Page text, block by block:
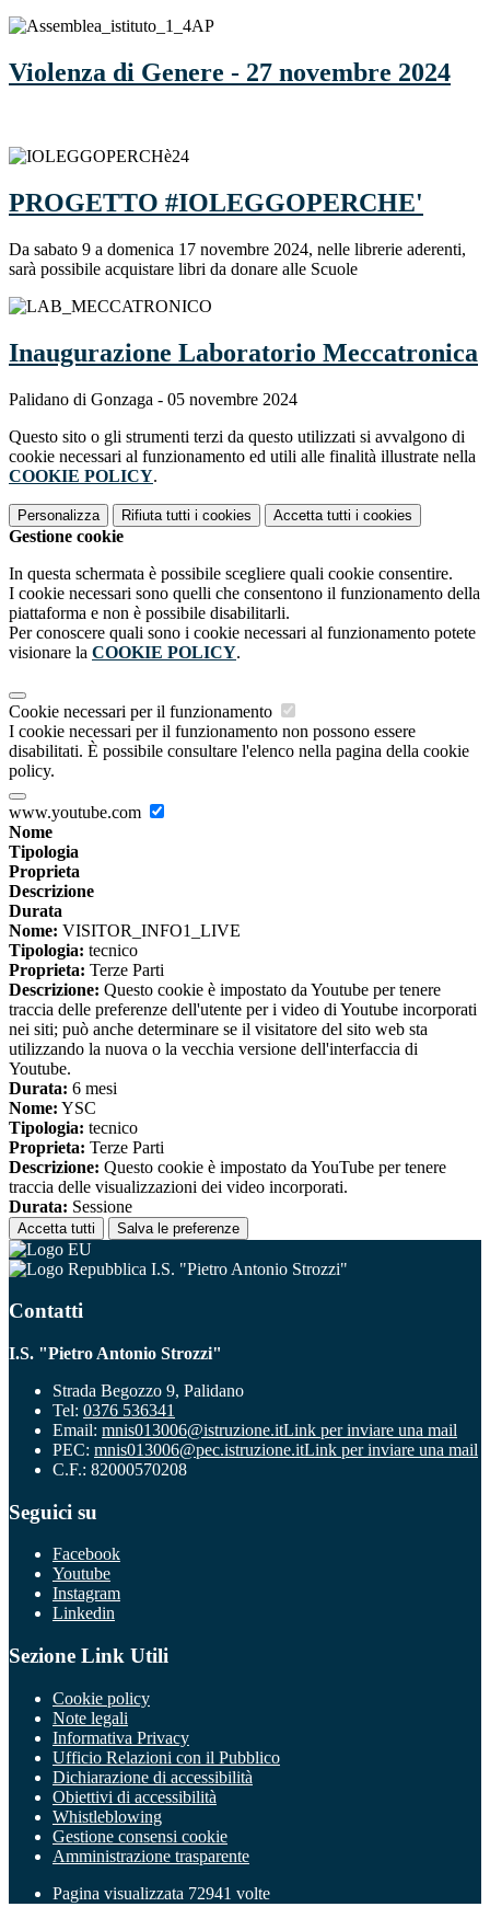
Violenza di Genere - 27 novembre 2024
PROGETTO #IOLEGGOPERCHE'
Da sabato 9 a domenica 17 novembre 2024, nelle librerie aderenti,
sarà possibile acquistare libri da donare alle Scuole
Inaugurazione Laboratorio Meccatronica
Palidano di Gonzaga - 05 novembre 2024
Questo sito o gli strumenti terzi da questo utilizzati si avvalgono di
cookie necessari al funzionamento ed utili alle finalità illustrate nella
COOKIE POLICY.
Personalizza Rifiuta tutti i cookies Accetta tutti i cookies
Gestione cookie
In questa schermata è possibile scegliere quali cookie consentire.
I cookie necessari sono quelli che consentono il funzionamento della
piattaforma e non è possibile disabilitarli.
Per conoscere quali sono i cookie necessari al funzionamento potete
visionare la COOKIE POLICY.
Cookie necessari per il funzionamento
I cookie necessari per il funzionamento non possono essere
disabilitati. È possibile consultare l'elenco nella pagina della cookie
policy.
www.youtube.com
Nome
Tipologia
Proprieta
Descrizione
Durata
Nome: VISITOR_INFO1_LIVE
Tipologia: tecnico
Proprieta: Terze Parti
Descrizione: Questo cookie è impostato da Youtube per tenere
traccia delle preferenze dell'utente per i video di Youtube incorporati
nei siti; può anche determinare se il visitatore del sito web sta
utilizzando la nuova o la vecchia versione dell'interfaccia di
Youtube.
Durata: 6 mesi
Nome: YSC
Tipologia: tecnico
Proprieta: Terze Parti
Descrizione: Questo cookie è impostato da YouTube per tenere
traccia delle visualizzazioni dei video incorporati.
Durata: Sessione
Accetta tutti Salva le preferenze
I.S. "Pietro Antonio Strozzi"
Contatti
I.S. "Pietro Antonio Strozzi"
Strada Begozzo 9, Palidano
Tel: 0376 536341
Email: mnis013006@istruzione.itLink per inviare una mail
PEC: mnis013006@pec.istruzione.itLink per inviare una mail
C.F.: 82000570208
Seguici su
Facebook
Youtube
Instagram
Linkedin
Sezione Link Utili
Cookie policy
Note legali
Informativa Privacy
Ufficio Relazioni con il Pubblico
Dichiarazione di accessibilità
Obiettivi di accessibilità
Whistleblowing
Gestione consensi cookie
Amministrazione trasparente
Pagina visualizzata 72941 volte